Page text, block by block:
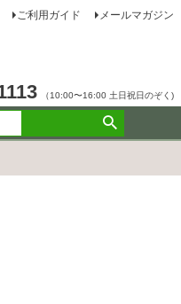
ご利用ガイド メールマガジン
（10:00〜16:00 土日祝日のぞく)